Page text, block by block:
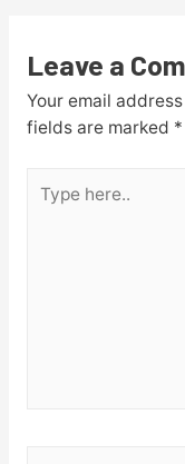
Leave a
Your email
fields are marked *
here..